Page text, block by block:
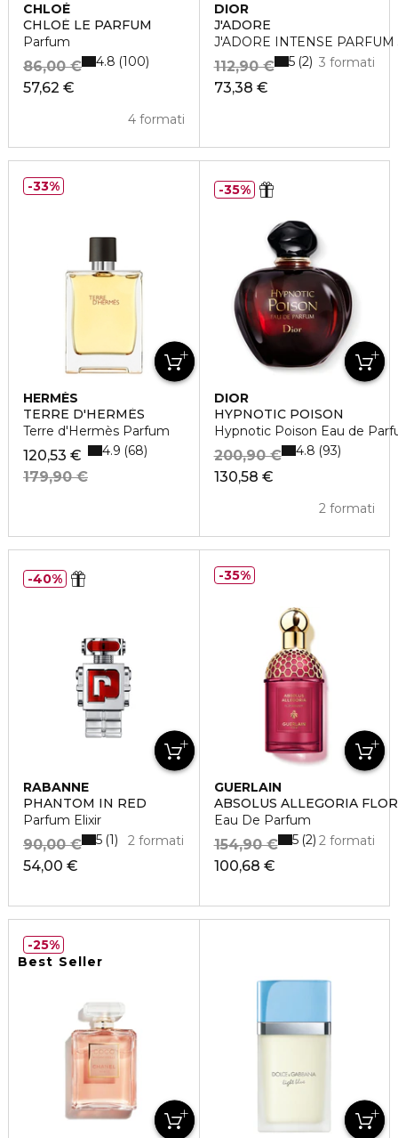
CHLOÉ
CHLOÉ LE PARFUM
Parfum
57,62 €
86,00 €
4 formati
4.8 100
DIOR
J'ADORE
J'ADORE INTENSE PARFUM
73,38 €
112,90 € 3 formati
5 2
HERMÈS
TERRE D'HERMÈS
Terre d'Hermès Parfum
120,53 €
179,90 €
4.9 68
33%
DIOR
HYPNOTIC POISON
Hypnotic Poison Eau de
130,58 €
200,90 €
2 formati
4.8 93
35%
RABANNE
PHANTOM IN RED
Parfum Elixir
54,00 €
90,00 € 2 formati
5 1
40%
GUERLAIN
ABSOLUS ALLEGORIA
Eau De Parfum
100,68 €
154,90 € 2 formati
5 2
35%
Best Seller
25%